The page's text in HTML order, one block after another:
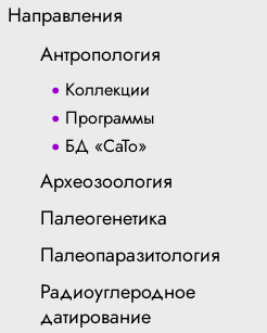
Направления
Антропология
Коллекции
Программы
БД «СаТо»
Археозоология
Палеогенетика
Палеопаразитология
Радиоуглеродное
датирование